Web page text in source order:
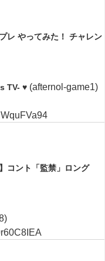
レ やってみた！ チャレン
TV- ♥ (afternol-game1)
コント「監禁」ロング